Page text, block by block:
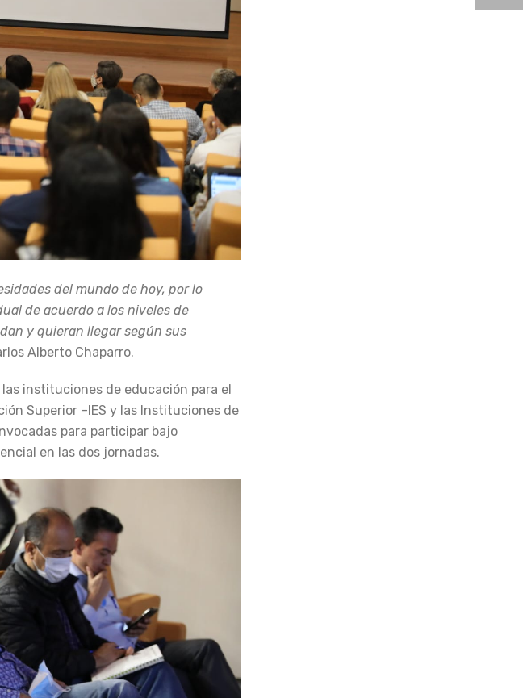
del mundo de hoy, por lo
de acuerdo a los niveles de
y quieran llegar según sus
Alberto Chaparro.
instituciones de educación para el
Superior –IES y las Instituciones de
para participar bajo
en las dos jornadas.